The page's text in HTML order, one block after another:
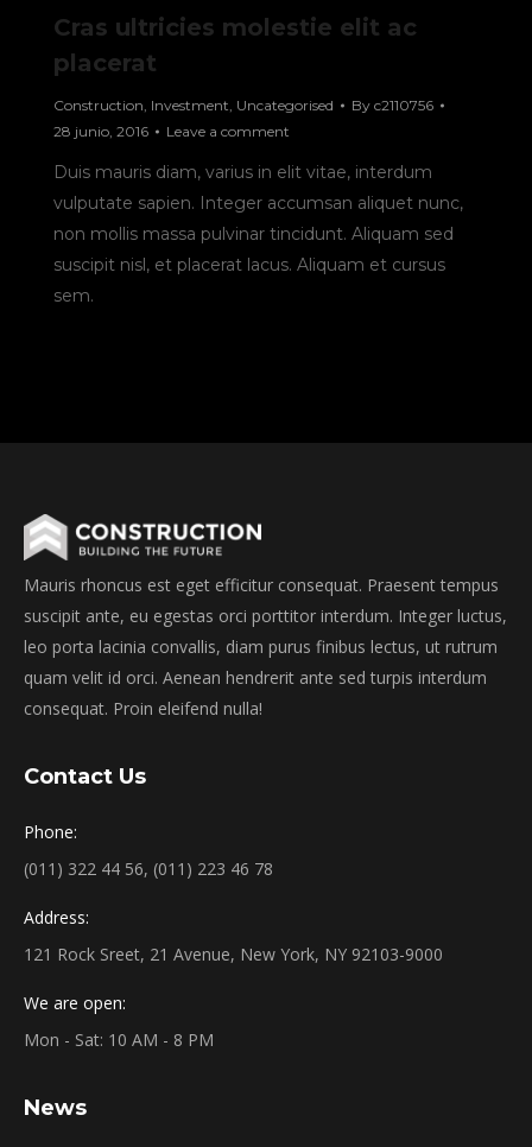
Cras ultricies molestie elit ac
placerat
Construction, Investment, Uncategorised By c2110756
28 junio, 2016
Leave a comment
Duis mauris diam, varius in elit vitae, interdum
vulputate sapien. Integer accumsan aliquet nunc,
non mollis massa pulvinar tincidunt. Aliquam sed
suscipit nisl, et placerat lacus. Aliquam et cursus
sem.
Mauris rhoncus est eget efficitur consequat. Praesent tempus
suscipit ante, eu egestas orci porttitor interdum. Integer luctus,
leo porta lacinia convallis, diam purus finibus lectus, ut rutrum
quam velit id orci. Aenean hendrerit ante sed turpis interdum
consequat. Proin eleifend nulla!
Contact Us
Phone:
(011) 322 44 56, (011) 223 46 78
Address:
121 Rock Sreet, 21 Avenue, New York, NY 92103-9000
We are open:
Mon - Sat: 10 AM - 8 PM
News